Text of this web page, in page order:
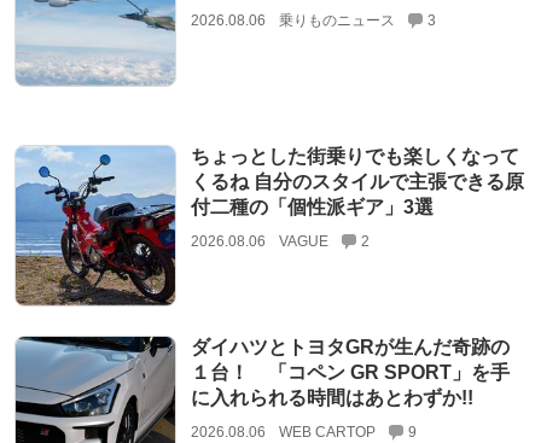
2026.08.06 乗りものニュース 3
ちょっとした街乗りでも楽しくなって
くるね 自分のスタイルで主張できる原
付二種の「個性派ギア」3選
2026.08.06 VAGUE 2
ダイハツとトヨタGRが生んだ奇跡の
１台！ 「コペン GR SPORT」を手
に入れられる時間はあとわずか!!
2026.08.06 WEB CARTOP 9